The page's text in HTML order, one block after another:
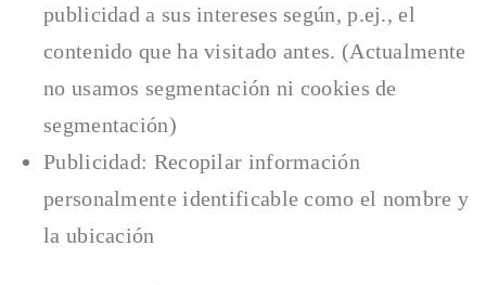
publicidad a sus intereses según, p.ej., el
contenido que ha visitado antes. (Actualmente
no usamos segmentación ni cookies de
segmentación)
Publicidad: Recopilar información
personalmente identificable como el nombre y
la ubicación